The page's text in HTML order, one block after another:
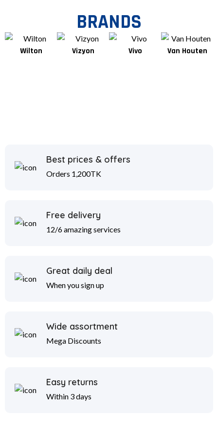
BRANDS
Wilton Vizyon Vivo Van Houten
Best prices & offers
Orders 1,200TK
Free delivery
12/6 amazing services
Great daily deal
When you sign up
Wide assortment
Mega Discounts
Easy returns
Within 3 days